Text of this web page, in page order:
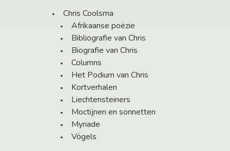
Chris Coolsma
Afrikaanse poëzie
Bibliografie van Chris
Biografie van Chris
Columns
Het Podium van Chris
Kortverhalen
Liechtensteiners
Moctijnen en sonnetten
Myriade
Vögels